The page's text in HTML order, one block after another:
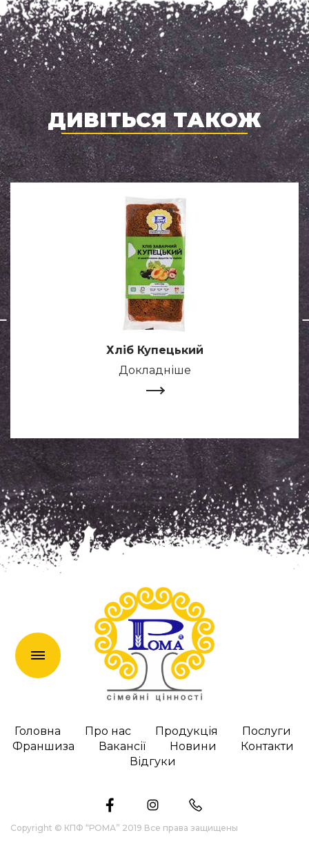
ДИВІТЬСЯ ТАКОЖ
Хліб Купецький
Докладніше
Головна Про нас Продукція
Послуги
Франшиза
Вакансії Новини
Контакти
Відгуки
Copyright © КПФ “РОМА” 2019 Все права защищены
en